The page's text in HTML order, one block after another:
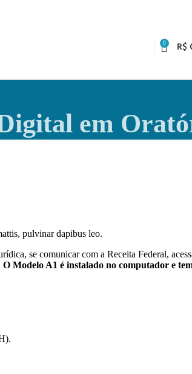
0 R$
em
pulvinar dapibus leo.
se comunicar com a Receita Federal,
O Modelo A1 é instalado no computador e